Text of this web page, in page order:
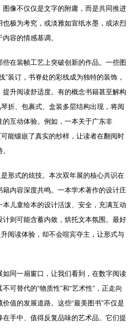
像不仅仅是文字的附庸，而是共同推进
极为考究，或淡雅如宣纸水墨，或浓烈
容的情感基调。
些在装帧工艺上突破创新的作品。一些图
”装订，书脊处的彩线成为独特的装饰，
升阅读舒适度。有的概念书籍甚至解构
折、包裹式、盒装多层结构出现，将阅
互动体验。例如，一本关于广东非
能镶嵌了真实的纱样，让读者在翻阅时
是形式的炫技。本次双年展的核心共识在
内容深度共鸣。一本学术著作的设计庄
儿童绘本的设计活泼、安全，充满互动
计则可能含蓄内敛，烘托文本氛围。最好
升阅读体验，却不会喧宾夺主，让形式与
如同一扇窗口，让我们看到，在数字阅读
可替代的“物质性”和“艺术性”，正走向
值的发展道路。这些“最美图书”不仅是
手中、值得反复品味的艺术品。它们提